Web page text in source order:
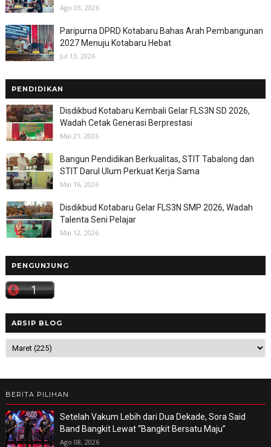
Ago 03, 2026
Paripurna DPRD Kotabaru Bahas Arah Pembangunan
2027 Menuju Kotabaru Hebat
Jul 13, 2026
PENDIDIKAN
Disdikbud Kotabaru Kembali Gelar FLS3N SD 2026,
Wadah Cetak Generasi Berprestasi
Mai 21, 2026
Bangun Pendidikan Berkualitas, STIT Tabalong dan
STIT Darul Ulum Perkuat Kerja Sama
Mai 16, 2026
Disdikbud Kotabaru Gelar FLS3N SMP 2026, Wadah
Talenta Seni Pelajar
Mai 12, 2026
PENGUNJUNG
ARSIP BLOG
BERITA PILIHAN
Setelah Vakum Lebih dari Dua Dekade, Sora Said
Band Bangkit Lewat “Bangkit Bersatu Maju”
Ago 08, 2026